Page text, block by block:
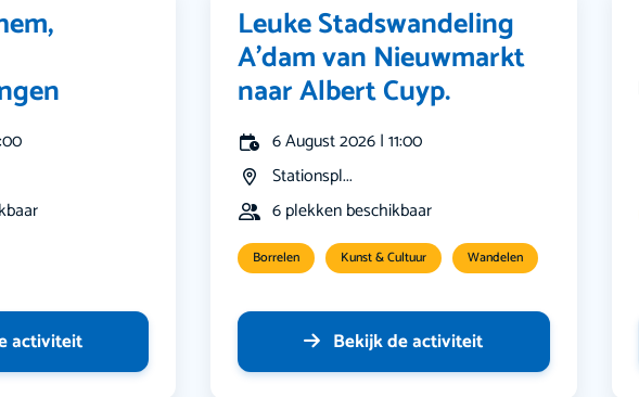
activiteit
Leuke Stadswandeling
A’dam van Nieuwmarkt
naar Albert Cuyp.
6 August 2026 | 11:00
Stationspl...
6 plekken beschikbaar
Borrelen Kunst & Cultuur Wandelen
Bekijk de activiteit